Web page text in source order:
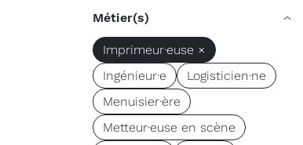
Métier(s)
Imprimeur·euse ×
Ingénieur·e
Logisticien·ne
Menuisier·ère
Metteur·euse en scène